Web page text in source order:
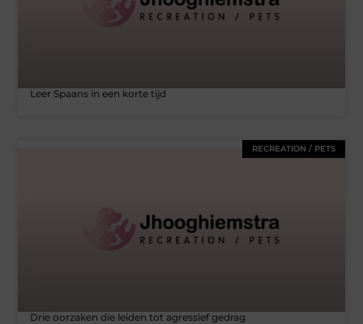
Leer Spaans in een korte tijd
RECREATION / PETS
Drie oorzaken die leiden tot agressief gedrag